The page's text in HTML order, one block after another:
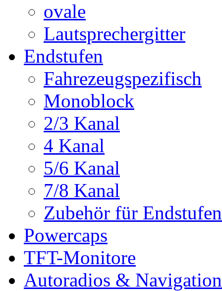
ovale
Lautsprechergitter
Endstufen
Fahrezeugspezifisch
Monoblock
2/3 Kanal
4 Kanal
5/6 Kanal
7/8 Kanal
Zubehör für Endstufen
Powercaps
TFT-Monitore
Autoradios & Navigation